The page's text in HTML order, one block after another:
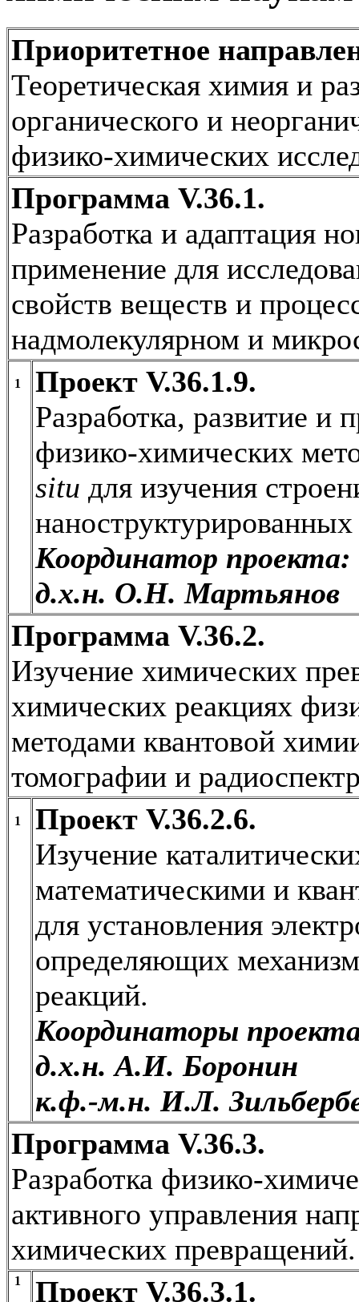
Приоритетное
Теоретическая химия и
органического и
физико-химических
Программа V.36.1.
Разработка и адаптация
применение для
свойств веществ и
надмолекулярном и
1
Проект V.36.1.9.
Разработка, развитие и
физико-химических
situ для изучения
Координатор проекта:
д.х.н. О.Н. Мартьянов
Программа V.36.2.
Изучение химических
химических реакциях
методами квантовой
томографии и
1
Проект V.36.2.6.
Изучение
математическими и
для установления
определяющих
реакций.
Координаторы
д.х.н. А.И. Боронин
к.ф.-м.н. И.Л.
Программа V.36.3.
Разработка физико-
активного управления
химических превращений.
1 Проект V.36.3.1.